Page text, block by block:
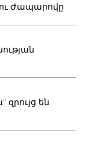
ու Ժապարովը
են